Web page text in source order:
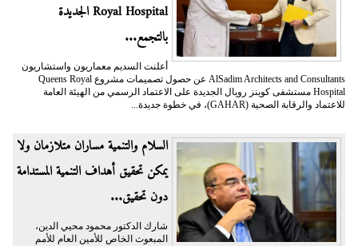
Royal Hospital الجديدة
بالتجمع...
أعلنت السديم معماريون واستشاريون
AlSadim Architects and Consultants عن حصول تصميمات مشروع Queens Royal
Hospital مستشفى كوينز رويال الجديدة على الاعتماد الرسمي من الهيئة العامة
للاعتماد والرقابة الصحية (GAHAR)، في خطوة جديدة...
السلام والتنمية مساران متلازمان ولا
يمكن تحقيق أهداف التنمية المستدامة
دون تحقيق...
شارك الدكتور محمود محيي الدين،
المبعوث الخاص للأمين العام للأمم